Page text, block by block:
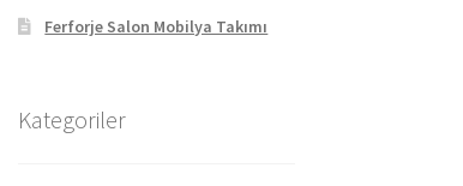
Ferforje Salon Mobilya Takımı
Kategoriler